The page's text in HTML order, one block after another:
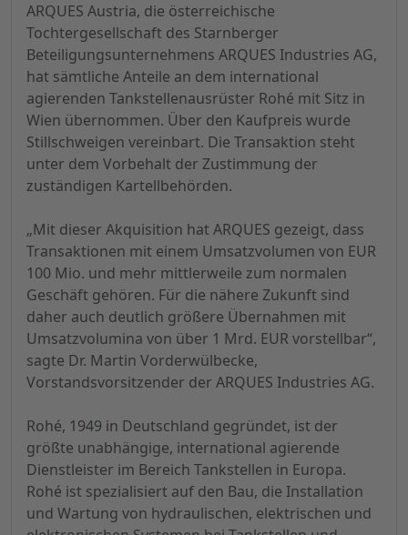
ARQUES Austria, die österreichische
Tochtergesellschaft des Starnberger
Beteiligungsunternehmens ARQUES Industries AG,
hat sämtliche Anteile an dem international
agierenden Tankstellenausrüster Rohé mit Sitz in
Wien übernommen. Über den Kaufpreis wurde
Stillschweigen vereinbart. Die Transaktion steht
unter dem Vorbehalt der Zustimmung der
zuständigen Kartellbehörden.
„Mit dieser Akquisition hat ARQUES gezeigt, dass
Transaktionen mit einem Umsatzvolumen von EUR
100 Mio. und mehr mittlerweile zum normalen
Geschäft gehören. Für die nähere Zukunft sind
daher auch deutlich größere Übernahmen mit
Umsatzvolumina von über 1 Mrd. EUR vorstellbar“,
sagte Dr. Martin Vorderwülbecke,
Vorstandsvorsitzender der ARQUES Industries AG.
Rohé, 1949 in Deutschland gegründet, ist der
größte unabhängige, international agierende
Dienstleister im Bereich Tankstellen in Europa.
Rohé ist spezialisiert auf den Bau, die Installation
und Wartung von hydraulischen, elektrischen und